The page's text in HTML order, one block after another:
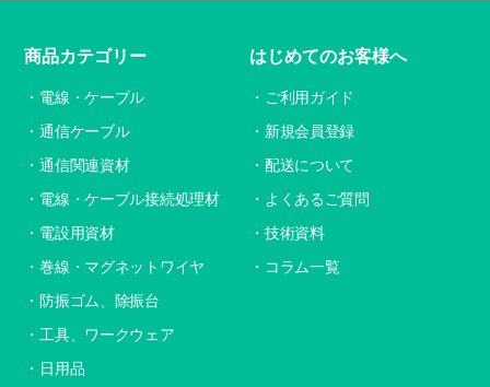
商品カテゴリー
電線・ケーブル
通信ケーブル
通信関連資材
電線・ケーブル接続処理材
電設用資材
巻線・マグネットワイヤ
防振ゴム、除振台
工具、ワークウェア
日用品
はじめてのお客様へ
ご利用ガイド
新規会員登録
配送について
よくあるご質問
技術資料
コラム一覧